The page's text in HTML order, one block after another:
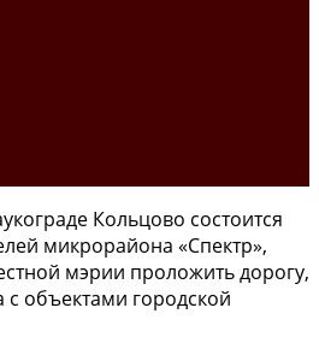
Кольцово состоится
микрорайона «Спектр»,
мэрии проложить дорогу,
объектами городской